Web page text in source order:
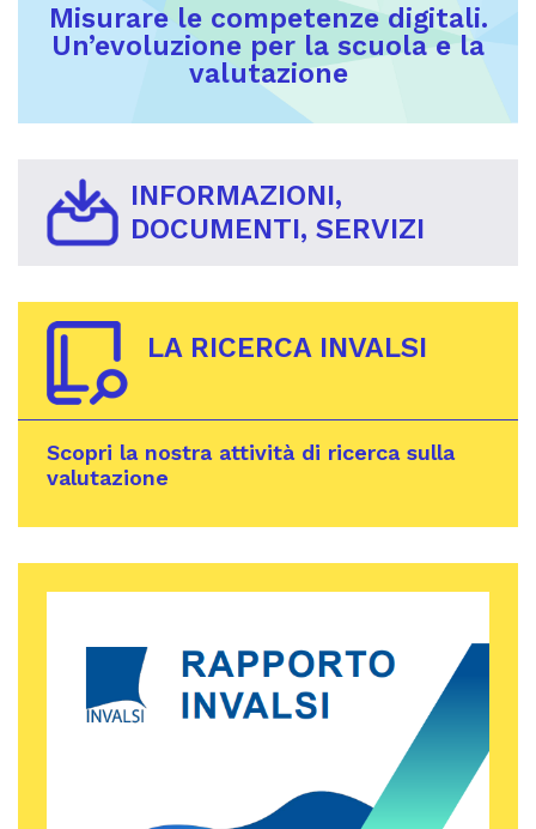
Misurare le competenze digitali.
Un’evoluzione per la scuola e la
valutazione
INFORMAZIONI,
DOCUMENTI, SERVIZI
LA RICERCA INVALSI
Scopri la nostra attività di ricerca sulla
valutazione